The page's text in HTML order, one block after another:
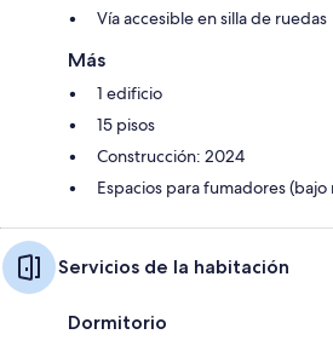
Vía accesible en silla de ruedas
Más
1 edificio
15 pisos
Construcción: 2024
Espacios para fumadores (bajo
Servicios de la habitación
Dormitorio